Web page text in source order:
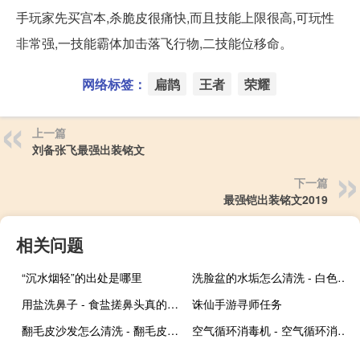
手玩家先买宫本,杀脆皮很痛快,而且技能上限很高,可玩性
非常强,一技能霸体加击落飞行物,二技能位移命。
网络标签： 扁鹊 王者 荣耀
上一篇
刘备张飞最强出装铭文
下一篇
最强铠出装铭文2019
相关问题
“沉水烟轻”的出处是哪里
洗脸盆的水垢怎么清洗 - 白色陶瓷洗面盆水垢怎么清洗
用盐洗鼻子 - 食盐搓鼻头真的可以去黑头吗
诛仙手游寻师任务
翻毛皮沙发怎么清洗 - 翻毛皮用真皮沙发
空气循环消毒机 - 空气循环消毒机使用时间